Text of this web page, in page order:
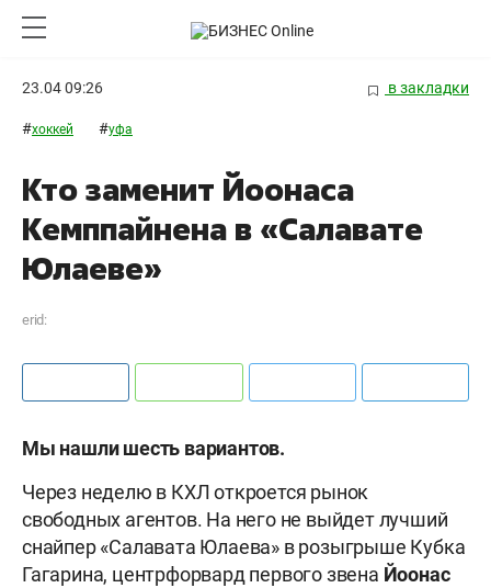
23.04 09:26 в закладки
#хоккей #уфа
Кто заменит Йоонаса
Кемппайнена в «Салавате
Юлаеве»
erid:
Мы нашли шесть вариантов.
Через неделю в КХЛ откроется рынок
свободных агентов. На него не выйдет лучший
снайпер «Салавата Юлаева» в розыгрыше Кубка
Гагарина, центрфорвард первого звена Йоонас